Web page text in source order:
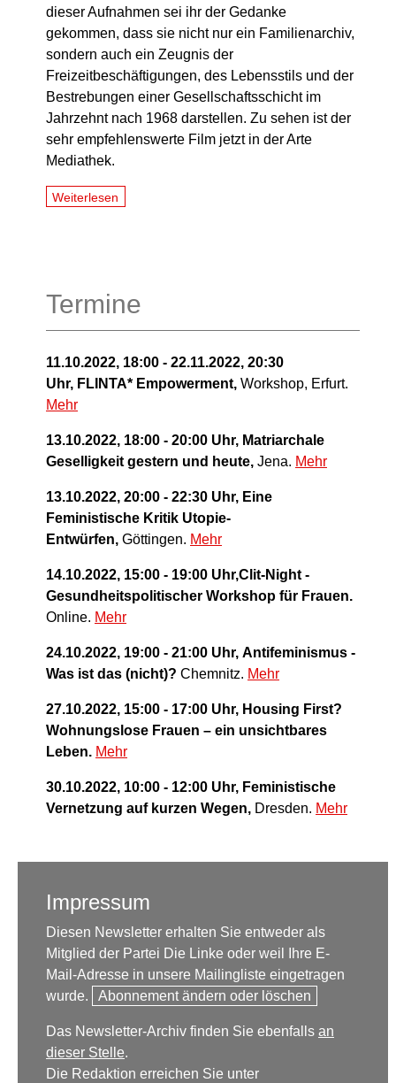
dieser Aufnahmen sei ihr der Gedanke
gekommen, dass sie nicht nur ein Familienarchiv,
sondern auch ein Zeugnis der
Freizeitbeschäftigungen, des Lebensstils und der
Bestrebungen einer Gesellschaftsschicht im
Jahrzehnt nach 1968 darstellen. Zu sehen ist der
sehr empfehlenswerte Film jetzt in der Arte
Mediathek.
Weiterlesen
Termine
11.10.2022, 18:00 - 22.11.2022, 20:30
Uhr, FLINTA* Empowerment, Workshop, Erfurt.
Mehr
13.10.2022, 18:00 - 20:00 Uhr, Matriarchale
Geselligkeit gestern und heute, Jena. Mehr
13.10.2022, 20:00 - 22:30 Uhr, Eine
Feministische Kritik Utopie-
Entwürfen, Göttingen. Mehr
14.10.2022, 15:00 - 19:00 Uhr,Clit-Night -
Gesundheitspolitischer Workshop für Frauen.
Online. Mehr
24.10.2022, 19:00 - 21:00 Uhr, Antifeminismus -
Was ist das (nicht)? Chemnitz. Mehr
27.10.2022, 15:00 - 17:00 Uhr, Housing First?
Wohnungslose Frauen – ein unsichtbares
Leben. Mehr
30.10.2022, 10:00 - 12:00 Uhr, Feministische
Vernetzung auf kurzen Wegen, Dresden. Mehr
Impressum
Diesen Newsletter erhalten Sie entweder als
Mitglied der Partei Die Linke oder weil Ihre E-
Mail-Adresse in unsere Mailingliste eingetragen
wurde.
Abonnement ändern oder löschen
Das Newsletter-Archiv finden Sie ebenfalls an
dieser Stelle.
Die Redaktion erreichen Sie unter